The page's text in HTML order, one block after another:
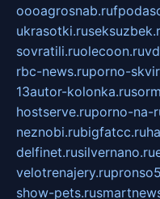
oooagrosnab.ru
ukrasotki.ru
sovratili.ruolecoon.ru
rbc-news.ruporno-
13autor-kolonka.ru
hostserve.ruporno-na-
neznobi.rubigfatcc.ru
delfinet.rusilvernano.ru
velotrenajery.ru
show-pets.ru